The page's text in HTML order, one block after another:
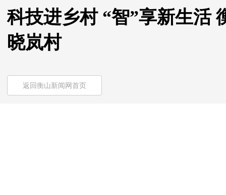
科技进乡村 “智”享新生活
晓岚村
返回衡山新闻网首页